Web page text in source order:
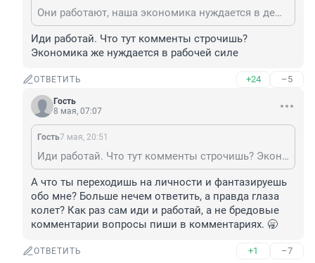
Они работают, наша экономика нуждается в дешёвой рабочей силе. А вот зачем ты нам здесь?
Иди работай. Что тут комменты строчишь?
Экономика же нуждается в рабочей силе
ОТВЕТИТЬ +24 –5
Гость
8 мая, 07:07
Гость7 мая, 20:51
Иди работай. Что тут комменты строчишь? Экономика же нуждается в рабочей силе
А что ты переходишь на личности и фантазируешь
обо мне? Больше нечем ответить, а правда глаза
колет? Как раз сам иди и работай, а не бредовые
комментарии вопросы пиши в комментариях. 🥱
ОТВЕТИТЬ +1 –7